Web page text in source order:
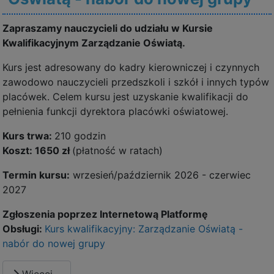
Zapraszamy nauczycieli do udziału w Kursie
Kwalifikacyjnym Zarządzanie Oświatą.
Kurs jest adresowany do kadry kierowniczej i czynnych
zawodowo nauczycieli przedszkoli i szkół i innych typów
placówek. Celem kursu jest uzyskanie kwalifikacji do
pełnienia funkcji dyrektora placówki oświatowej.
Kurs trwa: 210 godzin
Koszt: 1650 zł (płatność w ratach)
Termin kursu: wrzesień/październik 2026 - czerwiec
2027
Zgłoszenia poprzez Internetową Platformę
Obsługi: Kurs kwalifikacyjny: Zarządzanie Oświatą -
nabór do nowej grupy